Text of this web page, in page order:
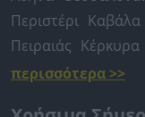
Περιστέρι Καβάλα
Πειραιάς Κέρκυρα
περισσότερα >>